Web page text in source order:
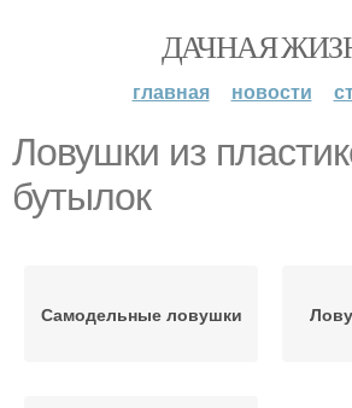
ДАЧНАЯ
главная новости
Ловушки из
бутылок
Самодельные ловушки